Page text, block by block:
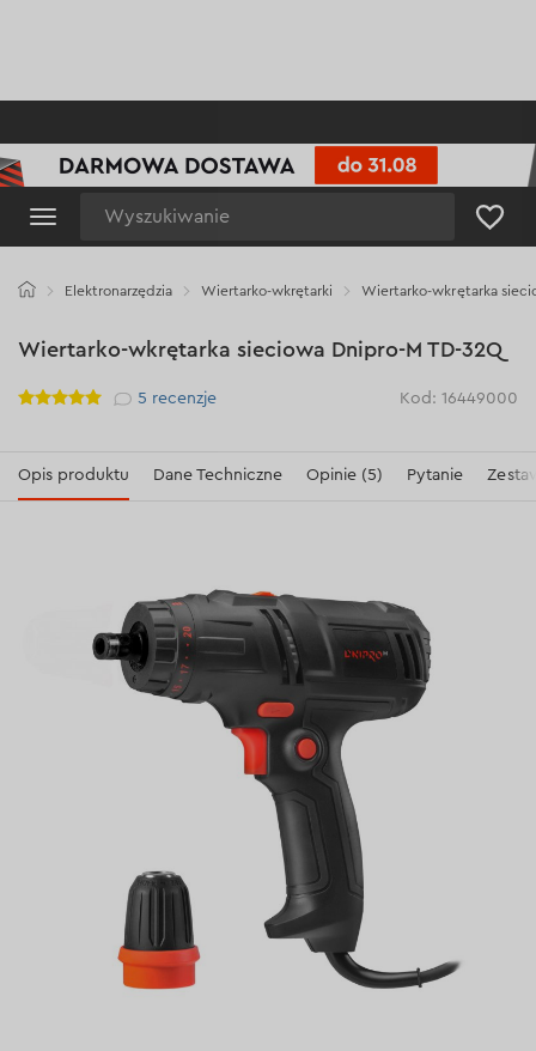
Elektronarzędzia Wiertarko-wkrętarki Wiertarko-wkrętarka
Wiertarko-wkrętarka sieciowa Dnipro-M TD-32Q
Рейтинг 5 recenzje Kod: 16449000
Opis produktu Dane Techniczne Opinie (5) Pytanie